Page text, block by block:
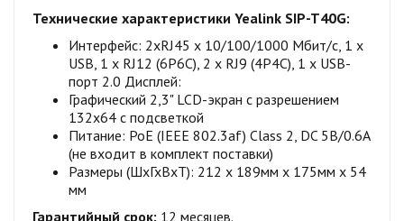
Технические характеристики Yealink SIP-T40G:
Интерфейс: 2хRJ45 x 10/100/1000 Мбит/с, 1 x
USB, 1 x RJ12 (6P6C), 2 x RJ9 (4P4C), 1 x USB-
порт 2.0 Дисплей:
Графический 2,3" LCD-экран с разрешением
132х64 с подсветкой
Питание: PoE (IEEE 802.3af) Class 2, DC 5В/0.6А
(не входит в комплект поставки)
Размеры (ШхГхВхТ): 212 x 189мм x 175мм x 54
мм
Гарантийный срок: 12 месяцев.